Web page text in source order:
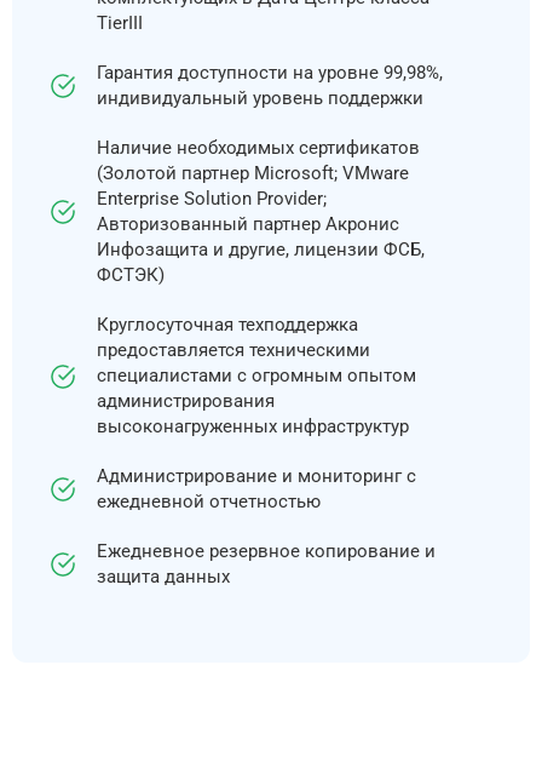
TierIII
Гарантия доступности на уровне 99,98%,
индивидуальный уровень поддержки
Наличие необходимых сертификатов
(Золотой партнер Microsoft; VMware
Enterprise Solution Provider;
Авторизованный партнер Акронис
Инфозащита и другие, лицензии ФСБ,
ФСТЭК)
Круглосуточная техподдержка
предоставляется техническими
специалистами с огромным опытом
администрирования
высоконагруженных инфраструктур
Администрирование и мониторинг с
ежедневной отчетностью
Ежедневное резервное копирование и
защита данных